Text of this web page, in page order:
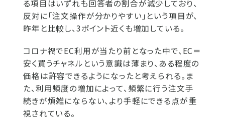
る項目はいずれも回答者の割合が減少しており、
反対に「注文操作が分かりやすい」という項目が、
昨年と比較し、3ポイント近くも増加している。
コロナ禍でEC利用が当たり前となった中で、EC＝
安く買うチャネルという意識は薄まり、ある程度の
価格は許容できるようになったと考えられる。ま
た、利用頻度の増加によって、頻繁に行う注文手
続きが煩雑にならない、より手軽にできる点が重
視されている。